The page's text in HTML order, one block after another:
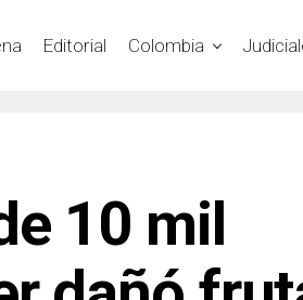
Editorial Colombia
10 mil